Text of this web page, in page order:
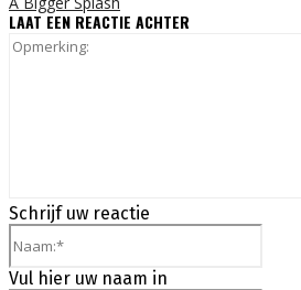
LAAT EEN REACTIE ACHTER
Schrijf uw reactie
Vul hier uw naam in